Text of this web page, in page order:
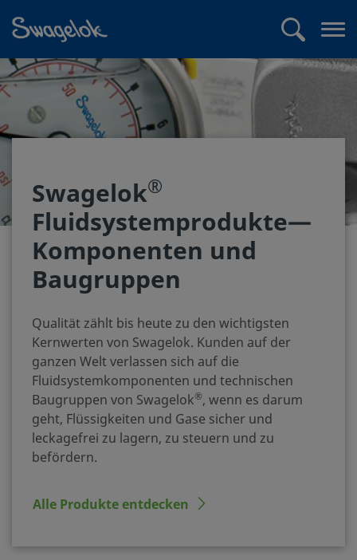
Swagelok®
Fluidsystemprodukte—
Komponenten und
Baugruppen
Qualität zählt bis heute zu den wichtigsten
Kernwerten von Swagelok. Kunden auf der
ganzen Welt verlassen sich auf die
Fluidsystemkomponenten und technischen
Baugruppen von Swagelok®, wenn es darum
geht, Flüssigkeiten und Gase sicher und
leckagefrei zu lagern, zu steuern und zu
befördern.
Alle Produkte entdecken